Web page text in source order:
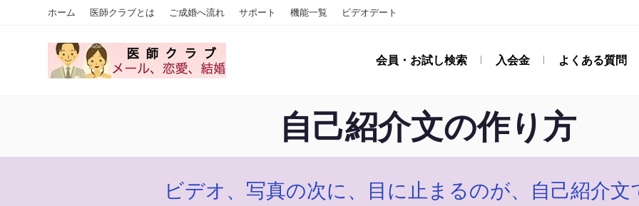
ホーム 医師クラブとは ご成婚へ流れ サポート 機能一覧 ビデオデート
会員・お試し検索 入会金 よくある質問
自己紹介文の作り方
ビデオ、写真の次に、目に止まるのが、自己紹介文